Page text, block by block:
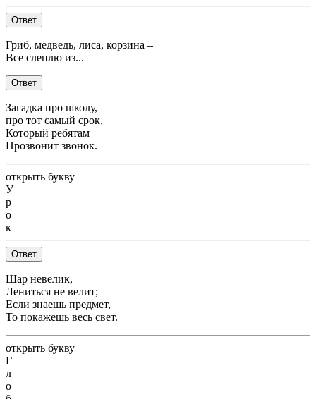
Ответ
Гриб, медведь, лиса, корзина –
Все слеплю из...
Ответ
Загадка про школу,
про тот самый срок,
Который ребятам
Прозвонит звонок.
открыть букву
У
р
о
к
Ответ
Шар невелик,
Лениться не велит;
Если знаешь предмет,
То покажешь весь свет.
открыть букву
Г
л
о